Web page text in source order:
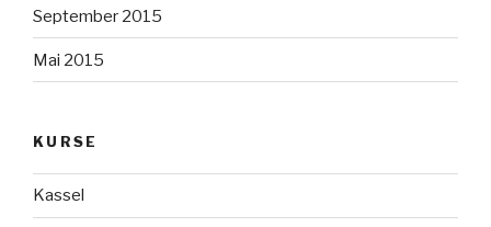
September 2015
Mai 2015
KURSE
Kassel